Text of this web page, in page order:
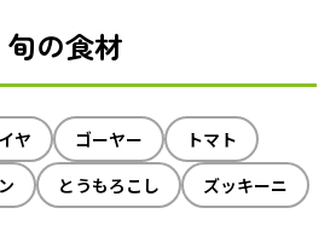
旬の食材
ヤ ゴーヤー
トマト
とうもろこし ズッキーニ